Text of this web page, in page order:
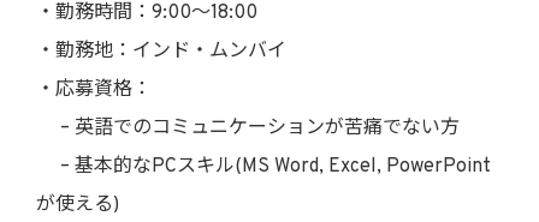
・勤務時間：9:00〜18:00
・勤務地：インド・ムンバイ
・応募資格：
– 英語でのコミュニケーションが苦痛でない方
– 基本的なPCスキル(MS Word, Excel, PowerPoint
が使える)